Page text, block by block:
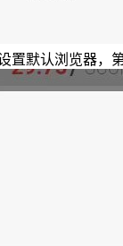
置默认浏览器，